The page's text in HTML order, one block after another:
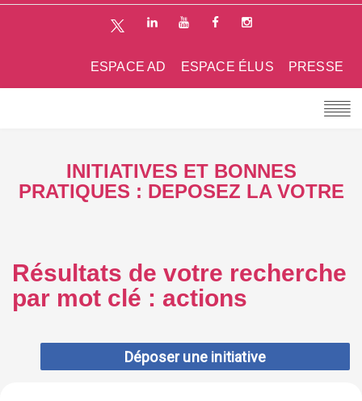
PRESSE
ESPACE ÉLUS
ESPACE AD
INITIATIVES ET BONNES
PRATIQUES : DEPOSEZ LA VOTRE
Résultats de votre recherche
par mot clé : actions
Déposer une initiative